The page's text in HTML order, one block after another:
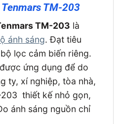
TM-203
TM-203 là
ánh sáng. Đạt tiêu
lọc cảm biến riêng.
được ứng dụng để do
ty, xí nghiệp, tòa nhà,
thiết kế nhỏ gọn,
ánh sáng nguồn chỉ